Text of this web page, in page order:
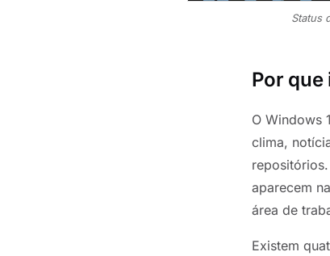
Status
Por que
O Windows
clima,
aparecem
área de
Existem